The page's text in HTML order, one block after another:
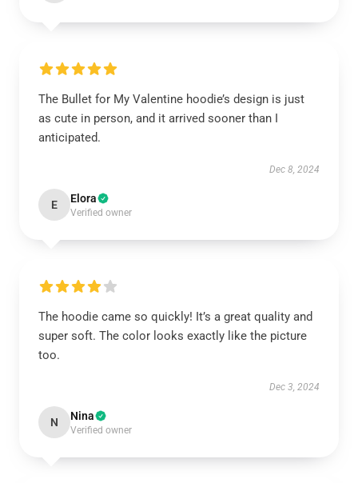
The Bullet for My Valentine hoodie’s design is just
as cute in person, and it arrived sooner than I
anticipated.
Dec 8, 2024
E Elora
Verified owner
The hoodie came so quickly! It’s a great quality and
super soft. The color looks exactly like the picture
too.
Dec 3, 2024
N Nina
Verified owner